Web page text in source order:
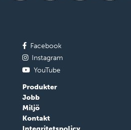
Facebook
Instagram
YouTube
Produkter
Jobb
Miljö
Kontakt